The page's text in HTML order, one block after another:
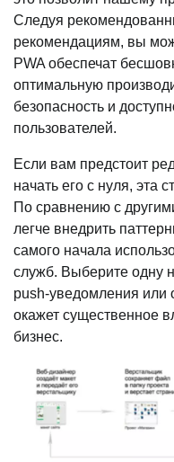
Следуя
рекомендациям, вы
PWA обеспечат
оптимальную
безопасность и
пользователей.
Если вам предстоит
начать его с нуля, эта
По сравнению с
легче внедрить
самого начала
служб. Выберите одну
push-уведомления или
окажет существенное
бизнес.